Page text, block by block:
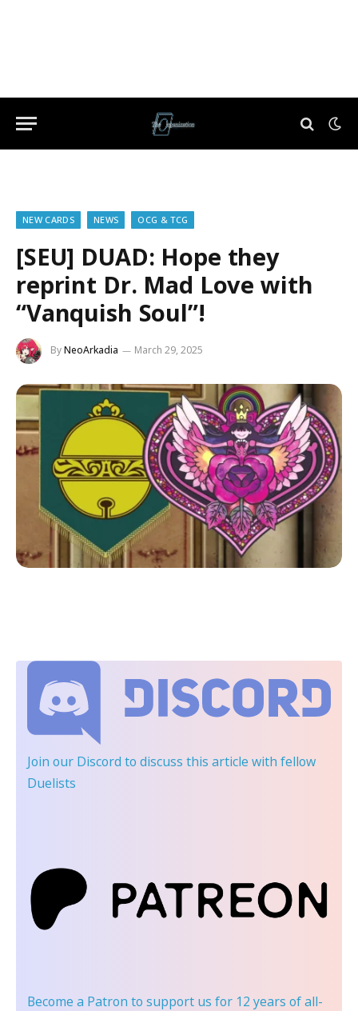
NEW CARDS NEWS OCG & TCG
[SEU] DUAD: Hope they
reprint Dr. Mad Love with
“Vanquish Soul”!
ByNeoArkadia March 29, 2025
Join our Discord to discuss this article with fellow
Duelists
Become a Patron to support us for 12 years of all-